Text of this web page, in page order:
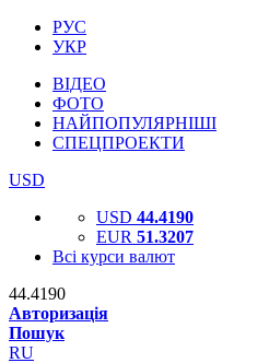
РУС
УКР
ВІДЕО
ФОТО
НАЙПОПУЛЯРНІШІ
СПЕЦПРОЕКТИ
USD
USD 44.4190
EUR 51.3207
Всі курси валют
44.4190
Авторизація
Пошук
RU